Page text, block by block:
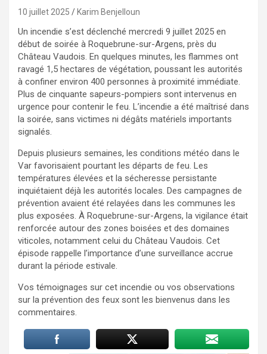
10 juillet 2025 Karim Benjelloun
Un incendie s’est déclenché mercredi 9 juillet 2025 en
début de soirée à Roquebrune-sur-Argens, près du
Château Vaudois. En quelques minutes, les flammes ont
ravagé 1,5 hectares de végétation, poussant les autorités
à confiner environ 400 personnes à proximité immédiate.
Plus de cinquante sapeurs-pompiers sont intervenus en
urgence pour contenir le feu. L’incendie a été maîtrisé dans
la soirée, sans victimes ni dégâts matériels importants
signalés.
Depuis plusieurs semaines, les conditions météo dans le
Var favorisaient pourtant les départs de feu. Les
températures élevées et la sécheresse persistante
inquiétaient déjà les autorités locales. Des campagnes de
prévention avaient été relayées dans les communes les
plus exposées. À Roquebrune-sur-Argens, la vigilance était
renforcée autour des zones boisées et des domaines
viticoles, notamment celui du Château Vaudois. Cet
épisode rappelle l’importance d’une surveillance accrue
durant la période estivale.
Vos témoignages sur cet incendie ou vos observations
sur la prévention des feux sont les bienvenus dans les
commentaires.